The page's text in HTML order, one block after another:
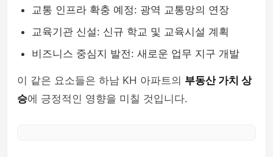
교통 인프라 확충 예정: 광역 교통망의 연장
교육기관 신설: 신규 학교 및 교육시설 계획
비즈니스 중심지 발전: 새로운 업무 지구 개발
이 같은 요소들은 하남 KH 아파트의 부동산 가치 상
승에 긍정적인 영향을 미칠 것입니다.